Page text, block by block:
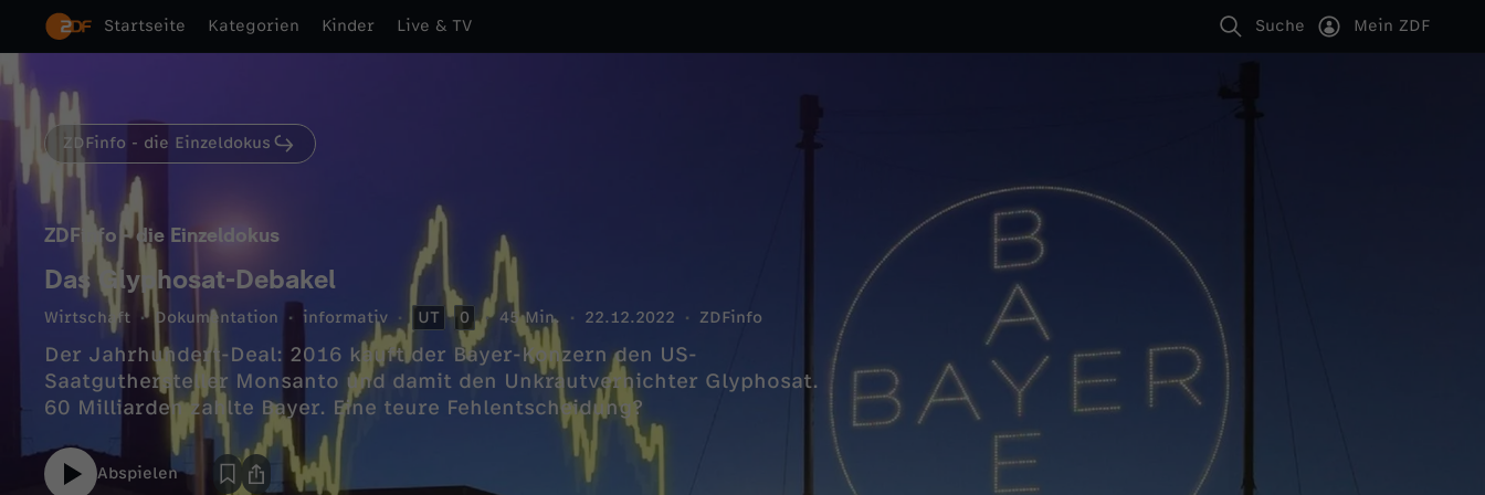
Startseite Kategorien Kinder Live & TV Suche Mein ZDF
ZDFinfo - die Einzeldokus
ZDFinfo - die Einzeldokus
Das Glyphosat-Debakel
Wirtschaft Dokumentation informativ UT 0 45 Min. 22.12.2022 ZDFinfo
Der Jahrhundert-Deal: 2016 kauft der Bayer-Konzern den US-
Saatguthersteller Monsanto und damit den Unkrautvernichter Glyphosat.
60 Milliarden zahlte Bayer. Eine teure Fehlentscheidung?
Abspielen